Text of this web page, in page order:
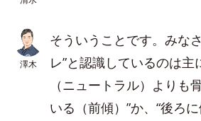
澤木
そういうことです。みな
レ”と認識しているのは主
（ニュートラル）よりも
いる（前傾）”か、“後ろ